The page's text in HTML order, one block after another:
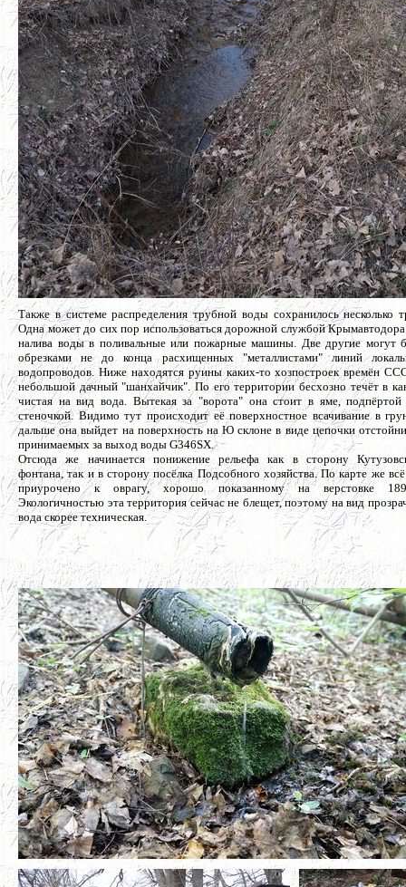
Также в системе распределения трубной воды сохранилось несколько
Одна может до сих пор использоваться дорожной службой
налива воды в поливальные или пожарные машины. Две другие могут
обрезками не до конца расхищенных "металлистами" линий
водопроводов. Ниже находятся руины каких-то хозпостроек времён
небольшой дачный "шанхайчик". По его территории бесхозно течёт в
чистая на вид вода. Вытекая за "ворота" она стоит в яме,
стеночкой. Видимо тут происходит её поверхностное всачивание в
дальше она выйдет на поверхность на Ю склоне в виде цепочки
принимаемых за выход воды G346SX.
Отсюда же начинается понижение рельефа как в сторону
фонтана, так и в сторону посёлка Подсобного хозяйства. По карте же
приурочено к оврагу, хорошо показанному на верстовке
Экологичностью эта территория сейчас не блещет, поэтому на вид
вода скорее техническая.